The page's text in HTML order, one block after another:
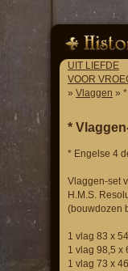
UIT LIEFDE
VOOR
» Vlaggen »
*
* Engelse 4
Vlaggen-set
H.M.S.
(bouwdozen
1 vlag 83 x
1 vlag 98,5 x
1 vlag 73 x